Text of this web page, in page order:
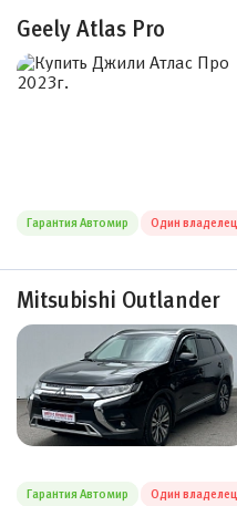
Geely Atlas Pro
Гарантия Автомир Один владелец
Mitsubishi Outlander
Гарантия Автомир Один владелец